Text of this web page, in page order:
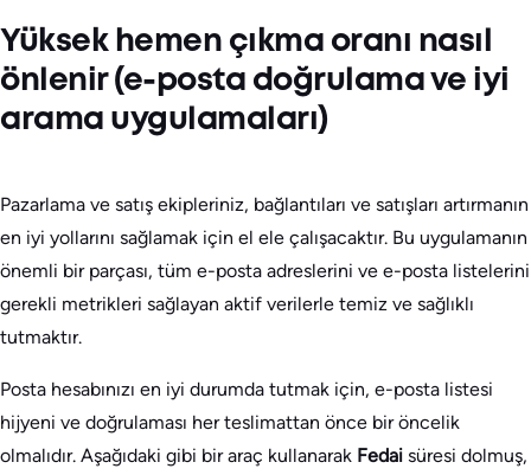
Yüksek hemen çıkma oranı nasıl
önlenir (e-posta doğrulama ve iyi
arama uygulamaları)
Pazarlama ve satış ekipleriniz, bağlantıları ve satışları artırmanın
en iyi yollarını sağlamak için el ele çalışacaktır. Bu uygulamanın
önemli bir parçası, tüm e-posta adreslerini ve e-posta listelerini
gerekli metrikleri sağlayan aktif verilerle temiz ve sağlıklı
tutmaktır.
Posta hesabınızı en iyi durumda tutmak için, e-posta listesi
hijyeni ve doğrulaması her teslimattan önce bir öncelik
olmalıdır. Aşağıdaki gibi bir araç kullanarak Fedai süresi dolmuş,